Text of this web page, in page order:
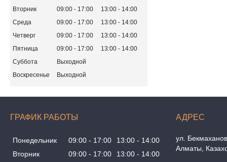
Вторник
09:00 17:00 13:00
14:00
Среда
09:00 17:00 13:00
14:00
Четверг
09:00 17:00 13:00
14:00
Пятница
09:00 17:00 13:00
14:00
Суббота
Выходной
Воскресенье
Выходной
ГРАФИК РАБОТЫ
Понедельник 09:00 17:00 13:00
14:00
Вторник
09:00 17:00 13:00
14:00
ул.
Алматы,